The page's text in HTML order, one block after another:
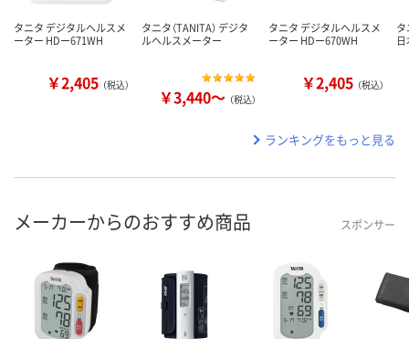
タニタ デジタルヘルスメ
ーター HDー671WH
￥2,405 （税込）
タニタ（TANITA） デジタ
ルヘルスメーター
￥3,440～ （税込）
タニタ デジタルヘルスメ
ーター HDー670WH
￥2,405 （税込）
ランキングをもっと見る
メーカーからのおすすめ商品 スポンサー